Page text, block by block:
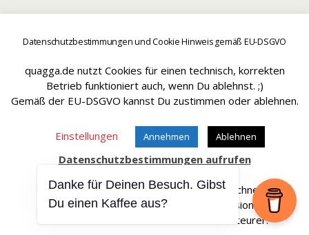
Datenschutzbestimmungen und Cookie Hinweis gemäß EU-DSGVO
quagga.de nutzt Cookies für einen technisch, korrekten
Betrieb funktioniert auch, wenn Du ablehnst. ;)
Gemäß der EU-DSGVO kannst Du zustimmen oder ablehnen.
Einstellungen Annehmen Ablehnen
Datenschutzbestimmungen aufrufen
Affiliate Links sind mit einem * gekennteichnet.
Wir erhalten bei einem Kauf eine Provision.
Die Artikel werden für Dich dadurch nicht teurer.
Danke für Deinen Besuch. Gibst
Du einen Kaffee aus?